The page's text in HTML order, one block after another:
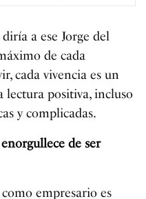
a ese Jorge del
de cada
cada vivencia es un
lectura positiva, incluso
y complicadas.
de ser
empresario es